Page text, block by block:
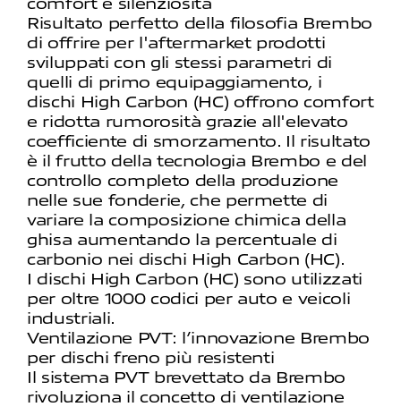
Risultato perfetto della filosofia Brembo
di offrire per l'aftermarket prodotti
sviluppati con gli stessi parametri di
quelli di primo equipaggiamento, i
dischi High Carbon (HC) offrono comfort
e ridotta rumorosità grazie all'elevato
coefficiente di smorzamento. Il risultato
è il frutto della tecnologia Brembo e del
controllo completo della produzione
nelle sue fonderie, che permette di
variare la composizione chimica della
ghisa aumentando la percentuale di
carbonio nei dischi High Carbon (HC).
I dischi High Carbon (HC) sono utilizzati
per oltre 1000 codici per auto e veicoli
industriali.
Ventilazione PVT: l’innovazione Brembo
per dischi freno più resistenti
Il sistema PVT brevettato da Brembo
rivoluziona il concetto di ventilazione